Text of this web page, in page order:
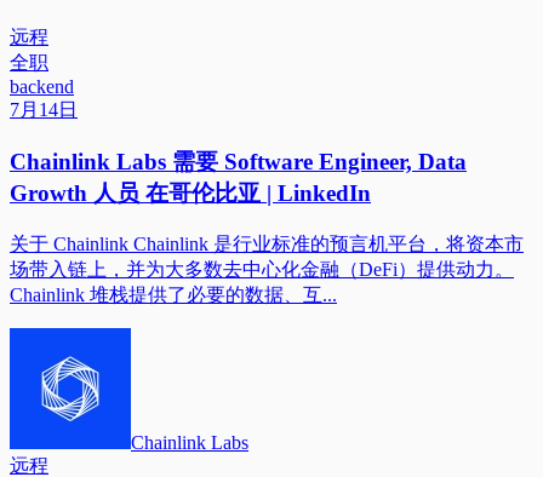
远程
全职
backend
7月14日
Chainlink Labs 需要 Software Engineer, Data
Growth 人员 在哥伦比亚 | LinkedIn
关于 Chainlink Chainlink 是行业标准的预言机平台，将资本市
场带入链上，并为大多数去中心化金融（DeFi）提供动力。
Chainlink 堆栈提供了必要的数据、互...
Chainlink Labs
远程